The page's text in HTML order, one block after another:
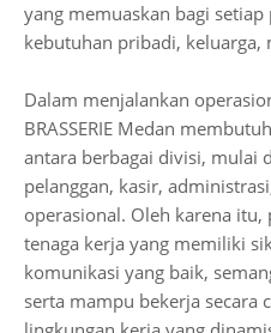
yang memuaskan bagi
kebutuhan pribadi, keluarga,
Dalam menjalankan
BRASSERIE Medan
antara berbagai divisi, mulai
pelanggan, kasir,
operasional. Oleh karena
tenaga kerja yang memiliki
komunikasi yang baik,
serta mampu bekerja secara